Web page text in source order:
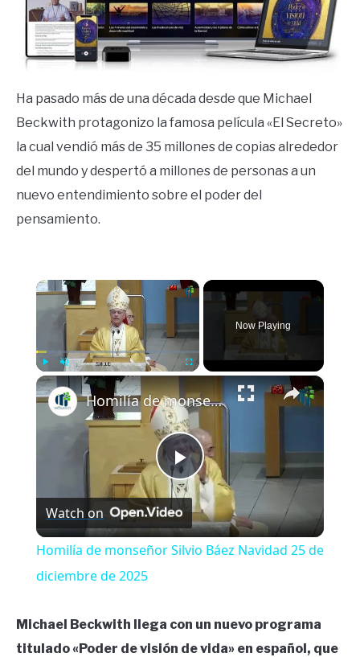
Ha pasado más de una década desde que Michael
Beckwith protagonizo la famosa película «El Secreto»
la cual vendió más de 35 millones de copias alrededor
del mundo y despertó a millones de personas a un
nuevo entendimiento sobre el poder del
pensamiento.
×
Play Unmute
Now Playing
×
Play
Video
Homilía de monseñor Silvio Báez Navidad 25 de diciembre de 2025
Watch on
Homilía de monseñor Silvio Báez Navidad 25 de
diciembre de 2025
Michael Beckwith llega con un nuevo programa
titulado «Poder de visión de vida» en español, que